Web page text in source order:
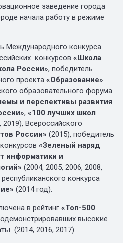
заведение города
начала работу в режиме
Международного конкурса
конкурсов «Школа
России», победитель
проекта «Образование»
образовательного форума
и перспективы развития
, «100 лучших школ
2019), Всероссийского
России» (2015), победитель
«Зеленый наряд
информатики и
(2004, 2005, 2006, 2008,
конкурса
(2014 год).
в рейтинг «Топ-500
высокие
(2014, 2016, 2017).